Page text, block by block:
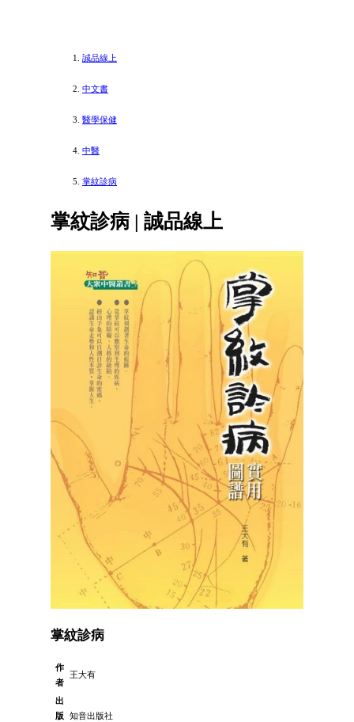
誠品線上
中文書
醫學保健
中醫
掌紋診病
掌紋診病 | 誠品線上
掌紋診病
作
者
王大有
出
版 知音出版社